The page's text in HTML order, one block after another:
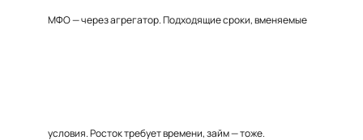
МФО — через агрегатор. Подходящие сроки, вменяемые
условия. Росток требует времени, займ — тоже.